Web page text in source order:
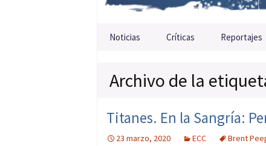
Saltar al contenido
Noticias Críticas Reportajes
Archivo de la
Titanes. En la Sangría:
23 marzo, 2020 ECC Brent